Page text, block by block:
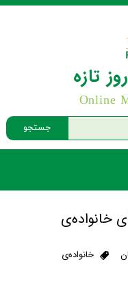
جستجو
تازه
Online
خانواده‌ی
خانواده‌ی